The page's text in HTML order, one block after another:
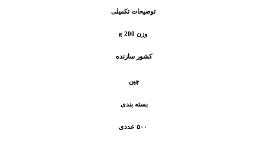
توضیحات تکمیلی
وزن 200 g
کشور سازنده
چین
بسته بندی
۵۰۰ عددی